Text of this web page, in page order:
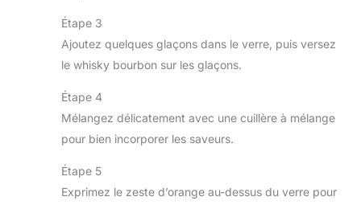
Étape 3
Ajoutez quelques glaçons dans le verre, puis versez
le whisky bourbon sur les glaçons.
Étape 4
Mélangez délicatement avec une cuillère à mélange
pour bien incorporer les saveurs.
Étape 5
Exprimez le zeste d’orange au-dessus du verre pour